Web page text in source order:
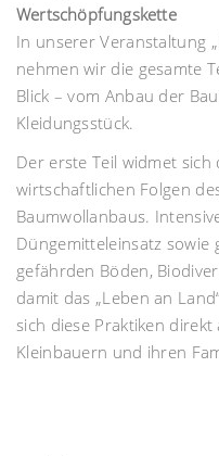
Wertschöpfungskette
In unserer Veranstaltung
nehmen wir die gesamte
Blick – vom Anbau der
Kleidungsstück.
Der erste Teil widmet
wirtschaftlichen Folgen
Baumwollanbaus.
Düngemitteleinsatz
gefährden Böden,
damit das „Leben an
sich diese Praktiken
Kleinbauern und ihren